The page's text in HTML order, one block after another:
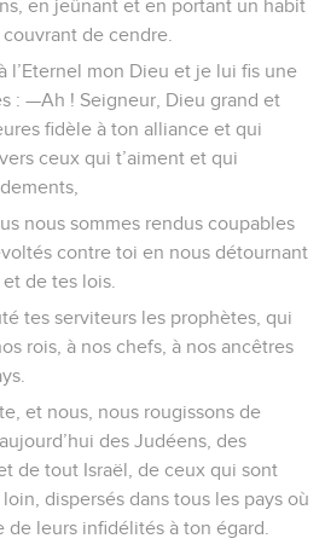
en jeûnant et en portant un habit
de cendre.
l’Eternel mon Dieu et je lui fis une
: —Ah ! Seigneur, Dieu grand et
fidèle à ton alliance et qui
ceux qui t’aiment et qui
nous sommes rendus coupables
contre toi en nous détournant
de tes lois.
tes serviteurs les prophètes, qui
rois, à nos chefs, à nos ancêtres
et nous, nous rougissons de
des Judéens, des
de tout Israël, de ceux qui sont
dispersés dans tous les pays où
de leurs infidélités à ton égard.